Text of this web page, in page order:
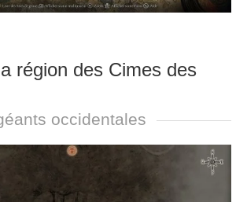
région des Cimes des
occidentales